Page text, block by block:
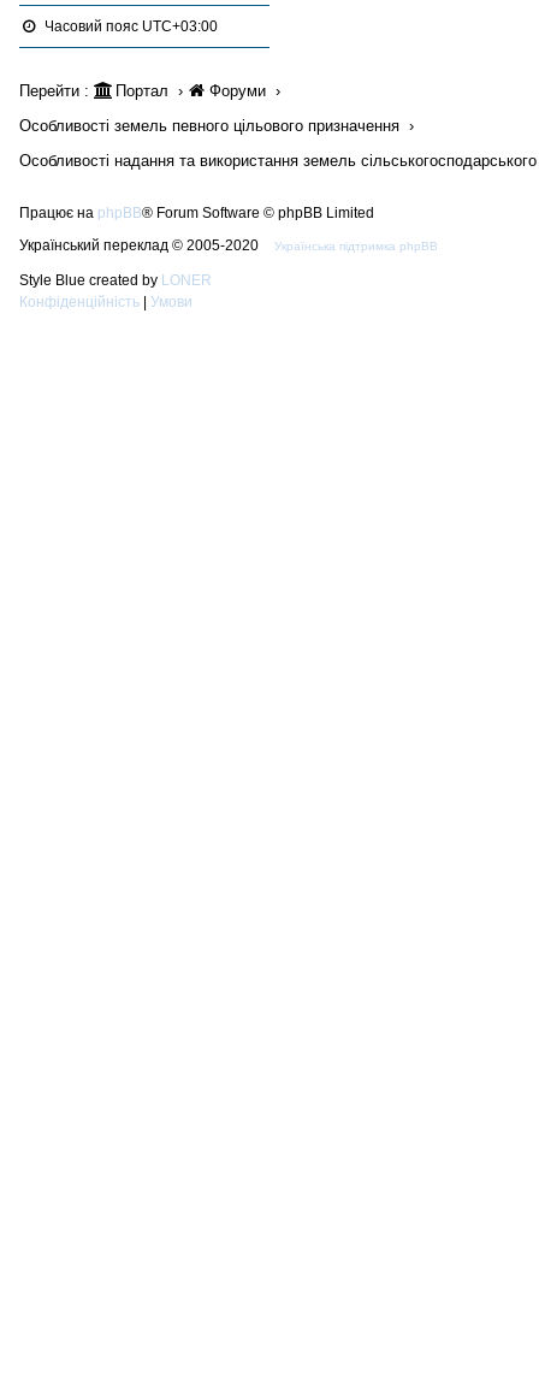
Часовий пояс UTC+03:00
Перейти : Портал
Форуми
Особливості земель певного цільового призначення
Особливості надання та використання земель
Працює на phpBB® Forum Software © phpBB Limited
Український переклад © 2005-2020
Українська підтримка phpBB
Style Blue created by LONER
Конфіденційність| Умови